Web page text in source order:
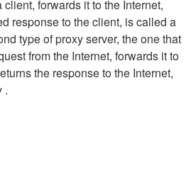
forwards it to the Internet,
response to the client, is called a
type of proxy server, the one that
from the Internet, forwards it to
the response to the Internet,
.